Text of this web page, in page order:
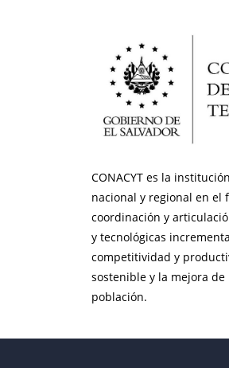
CONACYT es la
nacional y regional en el
coordinación y
y tecnológicas
competitividad y
sostenible y la mejora
población.